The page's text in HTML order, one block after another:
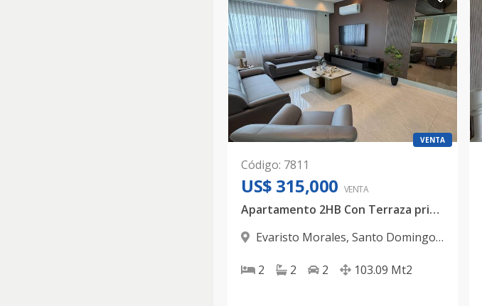
VENTA
Código: 7811
US$ 315,000 VENTA
Apartamento 2HB Con Terraza privada/ NUEVO
Evaristo Morales, Santo Domingo
2
2 2 103.09 Mt2